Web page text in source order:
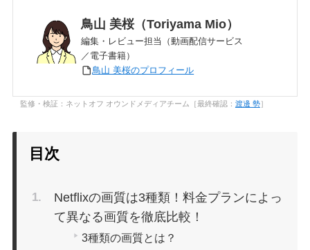
鳥山 美桜（Toriyama Mio）
編集・レビュー担当（動画配信サービス
／電子書籍）
鳥山 美桜のプロフィール
監修・検証：ネットオフ オウンドメディアチーム［最終確認： 渡邊 勢］
目次
Netflixの画質は3種類！料金プランによっ
て異なる画質を徹底比較！
3種類の画質とは？